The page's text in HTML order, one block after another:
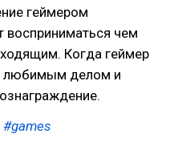
геймером
восприниматься чем
Когда геймер
любимым делом и
#games